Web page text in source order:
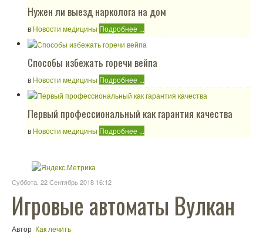
Нужен ли выезд нарколога на дом
в Новости медицины Подробнее ...
Способы избежать горечи вейпа
в Новости медицины Подробнее ...
Первый профессиональный как гарантия качества
в Новости медицины Подробнее ...
Суббота, 22 Сентябрь 2018 16:12
Игровые автоматы Вулкан
Автор Как лечить